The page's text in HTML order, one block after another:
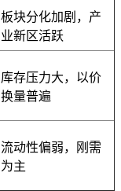
板块分化加剧，产
业新区活跃
库存压力大，以价
换量普遍
流动性偏弱，刚需
为主